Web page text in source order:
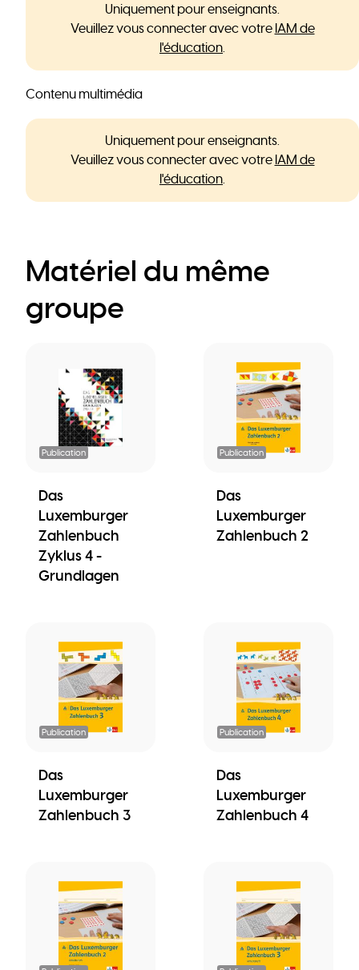
Uniquement pour enseignants.
Veuillez vous connecter avec votre IAM de
l'éducation.
Contenu multimédia
Uniquement pour enseignants.
Veuillez vous connecter avec votre IAM de
l'éducation.
Matériel du même
groupe
Publication
Das
Luxemburger
Zahlenbuch
Zyklus 4 -
Grundlagen
Publication
Das
Luxemburger
Zahlenbuch 2
Publication
Das
Luxemburger
Zahlenbuch 3
Publication
Das
Luxemburger
Zahlenbuch 4